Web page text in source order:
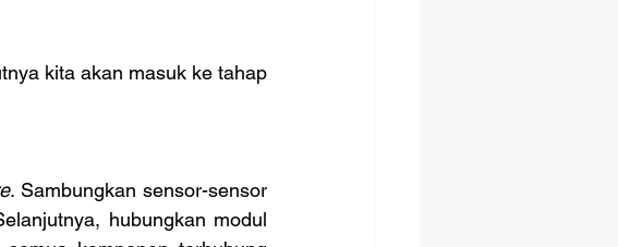
kita akan masuk ke tahap
. Sambungkan sensor-sensor
hubungkan modul